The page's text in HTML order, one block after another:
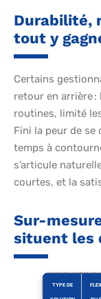
Durabilité,
tout y
Certains
retour en arrière :
routines, limité
Fini la peur de se
temps à
s’articule
courtes, et la
Sur-
situent les
TYPE DE